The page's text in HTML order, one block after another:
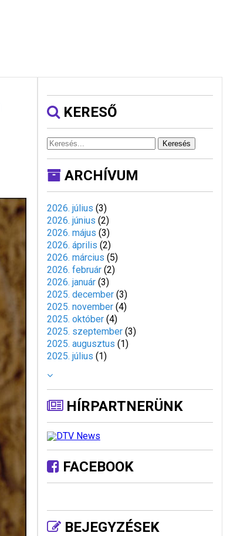
KERESŐ
Keresés
ARCHÍVUM
2026. július (3)
2026. június (2)
2026. május (3)
2026. április (2)
2026. március (5)
2026. február (2)
2026. január (3)
2025. december (3)
2025. november (4)
2025. október (4)
2025. szeptember (3)
2025. augusztus (1)
2025. július (1)
HÍRPARTNERÜNK
FACEBOOK
BEJEGYZÉSEK